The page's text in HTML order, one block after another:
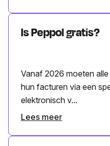
Is Peppol gratis?
Vanaf 2026 moeten
hun facturen via een
elektronisch v...
Lees meer